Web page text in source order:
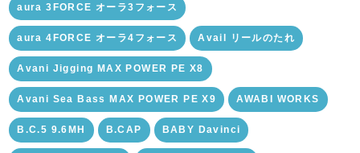
aura 3FORCE オーラ3フォース
aura 4FORCE オーラ4フォース Avail リールのたれ
Avani Jigging MAX POWER PE X8
Avani Sea Bass MAX POWER PE X9 AWABI WORKS
B.C.5 9.6MH B.CAP BABY Davinci